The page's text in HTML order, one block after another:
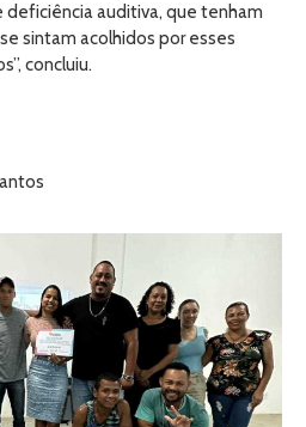
deficiência auditiva, que tenham
sintam acolhidos por esses
concluiu.